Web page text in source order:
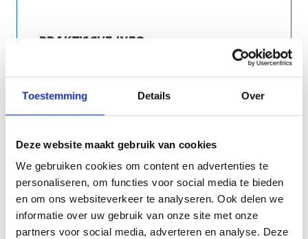
Toestemming Details Over
Deze website maakt gebruik van cookies
We gebruiken cookies om content en advertenties te
personaliseren, om functies voor social media te bieden
en om ons websiteverkeer te analyseren. Ook delen we
informatie over uw gebruik van onze site met onze
partners voor social media, adverteren en analyse. Deze
PRAKTISCHE INFO
in het sportverblijf van Sport Vlaanderen
Gent (Zuiderlaan 14, 9000 Gent) op
20h30
Workshop voor de topsporters in het
sportverblijf van Sport Vlaanderen Gent
(Zuiderlaan 14, 9000 Gent) op donderdag 5
februari 2026 van 19h00 tot 20h30
Online infosessie voor de ouders en